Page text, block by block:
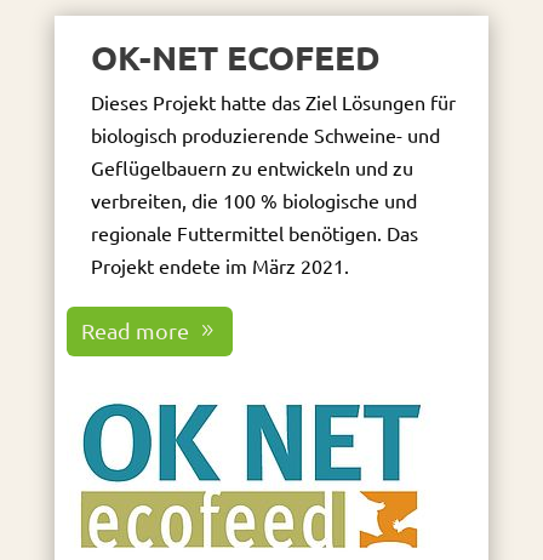
OK-NET ECOFEED
Dieses Projekt hatte das Ziel Lösungen für
biologisch produzierende Schweine- und
Geflügelbauern zu entwickeln und zu
verbreiten, die 100 % biologische und
regionale Futtermittel benötigen. Das
Projekt endete im März 2021.
Read more